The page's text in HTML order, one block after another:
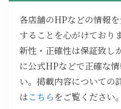
各店舗のHPなどの情報
することを心がけており
新性・正確性は保証致し
に公式HPなどで正確な
い。掲載内容についての
はこちらをご覧ください。